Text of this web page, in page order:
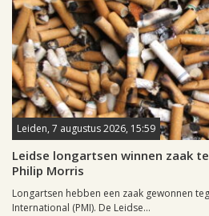
Leiden, 7 augustus 2026, 15:59
Leidse longartsen winnen zaak
Philip Morris
Longartsen hebben een zaak gewonnen
International (PMI). De Leidse...